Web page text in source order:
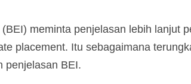
meminta penjelasan lebih lanjut
placement. Itu sebagaimana
penjelasan BEI.